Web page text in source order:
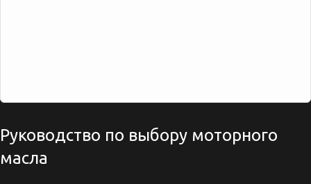
Руководство по выбору моторного
масла